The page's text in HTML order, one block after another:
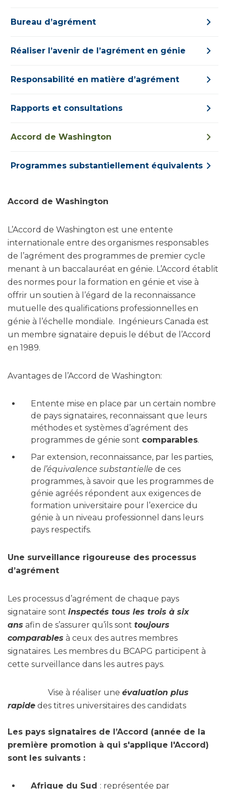
Bureau d’agrément
Réaliser l’avenir de l’agrément en génie
Responsabilité en matière d’agrément
Rapports et consultations
Accord de Washington
Programmes substantiellement équivalents
Accord de Washington
L’Accord de Washington est une entente
internationale entre des organismes responsables
de l’agrément des programmes de premier cycle
menant à un baccalauréat en génie. L’Accord établit
des normes pour la formation en génie et vise à
offrir un soutien à l’égard de la reconnaissance
mutuelle des qualifications professionnelles en
génie à l’échelle mondiale. Ingénieurs Canada est
un membre signataire depuis le début de l’Accord
en 1989.
Avantages de l’Accord de Washington:
Entente mise en place par un certain nombre
de pays signataires, reconnaissant que leurs
méthodes et systèmes d’agrément des
programmes de génie sont comparables.
Par extension, reconnaissance, par les parties,
de l’équivalence substantielle de ces
programmes, à savoir que les programmes de
génie agréés répondent aux exigences de
formation universitaire pour l’exercice du
génie à un niveau professionnel dans leurs
pays respectifs.
Une surveillance rigoureuse des processus
d’agrément
Les processus d’agrément de chaque pays
signataire sont inspectés tous les trois à six
ans afin de s’assurer qu’ils sont toujours
comparables à ceux des autres membres
signataires. Les membres du BCAPG participent à
cette surveillance dans les autres pays.
Vise à réaliser une évaluation plus
rapide des titres universitaires des candidats
Les pays signataires de l’Accord (année de la
première promotion à qui s'applique l'Accord)
sont les suivants :
Afrique du Sud : représentée par